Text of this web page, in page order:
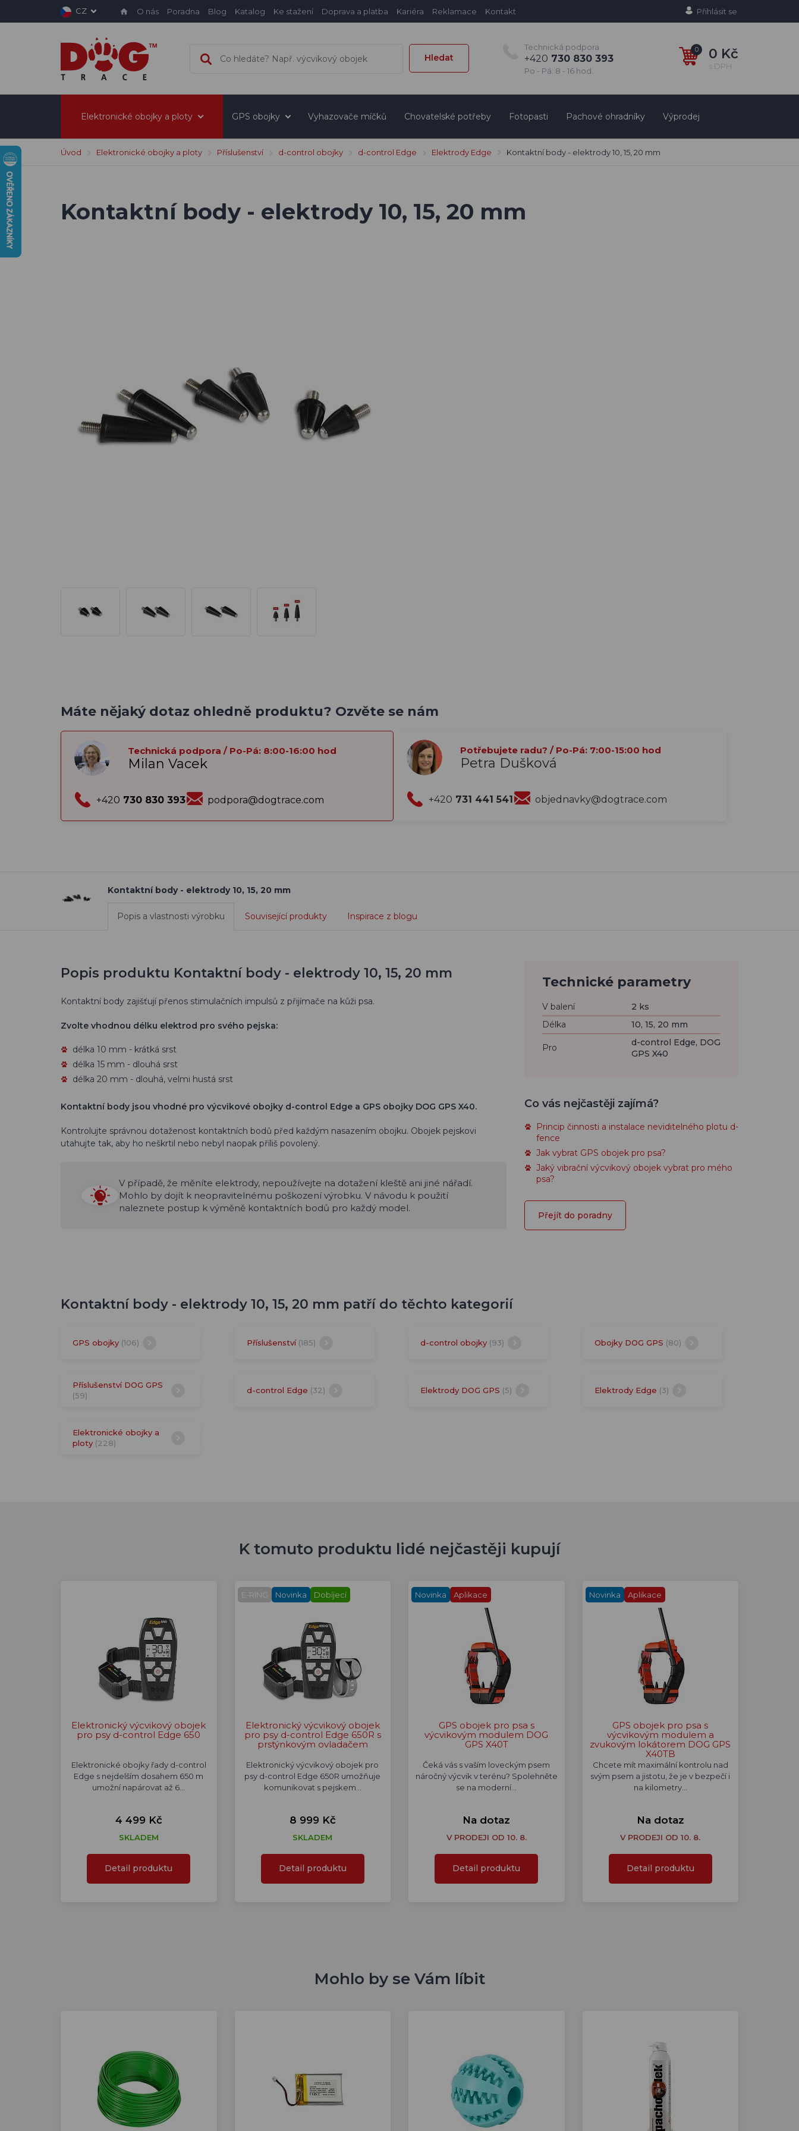
CZ O nás Poradna Blog Katalog Ke stažení Doprava a platba Kariéra Reklamace Kontakt Přihlásit se
Hledat
Technická podpora
+420 730 830 393
Po - Pá: 8 - 16 hod.
0 0 Kč
s DPH
Elektronické obojky a ploty GPS obojky Vyhazovače míčků Chovatelské potřeby Fotopasti Pachové ohradníky Výprodej
Úvod Elektronické obojky a ploty Příslušenství d-control obojky d-control Edge Elektrody Edge Kontaktní body - elektrody 10, 15, 20 mm
Kontaktní body - elektrody 10, 15, 20 mm
Máte nějaký dotaz ohledně produktu? Ozvěte se nám
Technická podpora / Po-Pá: 8:00-16:00 hod
Milan Vacek
+420 730 830 393 podpora@dogtrace.com
Potřebujete radu? / Po-Pá: 7:00-15:00 hod
Petra Dušková
+420 731 441 541 objednavky@dogtrace.com
Kontaktní body - elektrody 10, 15, 20 mm
Popis a vlastnosti výrobku Související produkty Inspirace z blogu
Popis produktu Kontaktní body - elektrody 10, 15, 20 mm
Kontaktní body zajišťují přenos stimulačních impulsů z přijímače na kůži psa.
Zvolte vhodnou délku elektrod pro svého pejska:
délka 10 mm - krátká srst
délka 15 mm - dlouhá srst
délka 20 mm - dlouhá, velmi hustá srst
Kontaktní body jsou vhodné pro výcvikové obojky d-control Edge a GPS obojky DOG GPS X40.
Kontrolujte správnou dotaženost kontaktních bodů před každým nasazením obojku. Obojek pejskovi
utahujte tak, aby ho neškrtil nebo nebyl naopak příliš povolený.
V případě, že měníte elektrody, nepoužívejte na dotažení kleště ani jiné nářadí.
Mohlo by dojít k neopravitelnému poškození výrobku. V návodu k použití
naleznete postup k výměně kontaktních bodů pro každý model.
Technické parametry
V balení
2 ks
Délka
10, 15, 20 mm
Pro
d-control Edge, DOG
GPS X40
Co vás nejčastěji zajímá?
Princip činnosti a instalace neviditelného plotu d-
fence
Jak vybrat GPS obojek pro psa?
Jaký vibrační výcvikový obojek vybrat pro mého
psa?
Přejít do poradny
Kontaktní body - elektrody 10, 15, 20 mm patří do těchto kategorií
GPS obojky (106) Příslušenství (185) d-control obojky (93) Obojky DOG GPS (80)
Příslušenství DOG GPS
(59)
d-control Edge (32) Elektrody DOG GPS (5) Elektrody Edge (3)
Elektronické obojky a
ploty (228)
K tomuto produktu lidé nejčastěji kupují
Elektronický výcvikový obojek
pro psy d-control Edge 650
Elektronické obojky řady d-control
Edge s nejdelším dosahem 650 m
umožní napárovat až 6…
4 499 Kč
SKLADEM
Detail produktu
E-RING Novinka Dobíjecí
Elektronický výcvikový obojek
pro psy d-control Edge 650R s
prstýnkovým ovladačem
Elektronický výcvikový obojek pro
psy d-control Edge 650R umožňuje
komunikovat s pejskem…
8 999 Kč
SKLADEM
Detail produktu
Novinka Aplikace
GPS obojek pro psa s
výcvikovým modulem DOG
GPS X40T
Čeká vás s vaším loveckým psem
náročný výcvik v terénu? Spolehněte
se na moderní…
Na dotaz
V PRODEJI OD 10. 8.
Detail produktu
Novinka Aplikace
GPS obojek pro psa s
výcvikovým modulem a
zvukovým lokátorem DOG GPS
X40TB
Chcete mít maximální kontrolu nad
svým psem a jistotu, že je v bezpečí i
na kilometry…
Na dotaz
V PRODEJI OD 10. 8.
Detail produktu
Mohlo by se Vám líbit